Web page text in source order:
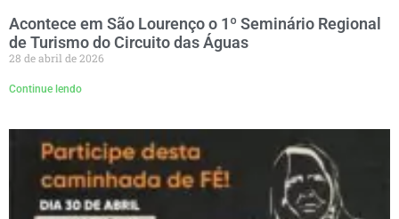
Acontece em São Lourenço o 1º Seminário Regional
de Turismo do Circuito das Águas
28 de abril de 2026
Continue lendo